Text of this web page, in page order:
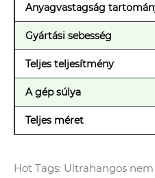
Anyagvastagság
Gyártási sebesség
Teljes teljesítmény
A gép súlya
Teljes méret
Hot Tags: Ultrahangos